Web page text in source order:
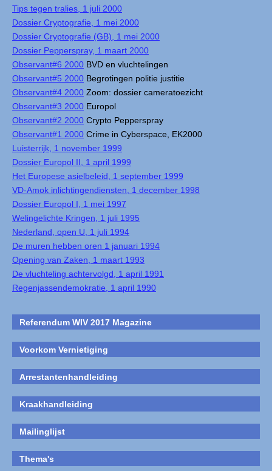
Tips tegen tralies, 1 juli 2000
Dossier Cryptografie, 1 mei 2000
Dossier Cryptografie (GB), 1 mei 2000
Dossier Pepperspray, 1 maart 2000
Observant#6 2000 BVD en vluchtelingen
Observant#5 2000 Begrotingen politie justitie
Observant#4 2000 Zoom: dossier cameratoezicht
Observant#3 2000 Europol
Observant#2 2000 Crypto Pepperspray
Observant#1 2000 Crime in Cyberspace, EK2000
Luisterrijk, 1 november 1999
Dossier Europol II, 1 april 1999
Het Europese asielbeleid, 1 september 1999
VD-Amok inlichtingendiensten, 1 december 1998
Dossier Europol I, 1 mei 1997
Welingelichte Kringen, 1 juli 1995
Nederland, open U, 1 juli 1994
De muren hebben oren 1 januari 1994
Opening van Zaken, 1 maart 1993
De vluchteling achtervolgd, 1 april 1991
Regenjassendemokratie, 1 april 1990
Referendum WIV 2017 Magazine
Voorkom Vernietiging
Arrestantenhandleiding
Kraakhandleiding
Mailinglijst
Thema's